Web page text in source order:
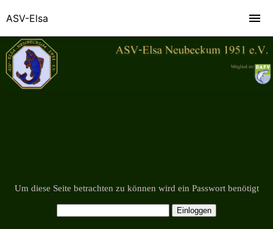
Um diese Seite betrachten zu können wird ein Passwort benötigt
ASV-Elsa